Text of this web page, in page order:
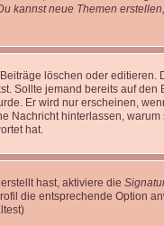
kannst neue Themen
löschen oder editieren.
Sollte jemand bereits auf den
Er wird nur erscheinen,
Nachricht hinterlassen,
hat.
hast, aktiviere die
die entsprechende Option